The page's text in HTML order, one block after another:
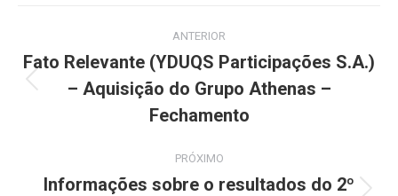
de
post:
ANTERIOR
Post
anterior:
Fato Relevante (YDUQS Participações S.A.)
– Aquisição do Grupo Athenas –
Fechamento
PRÓXIMO
Informações sobre o resultados do 2º